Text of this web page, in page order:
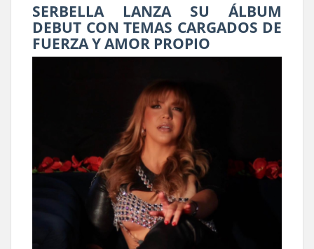
SERBELLA LANZA SU ÁLBUM
DEBUT CON TEMAS CARGADOS DE
FUERZA Y AMOR PROPIO